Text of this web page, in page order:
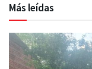
Más leídas